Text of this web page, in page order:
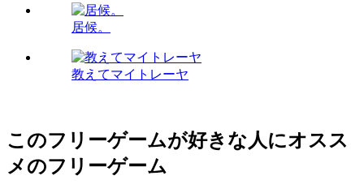
居候。
教えてマイトレーヤ
このフリーゲームが好きな人にオスス
メのフリーゲーム